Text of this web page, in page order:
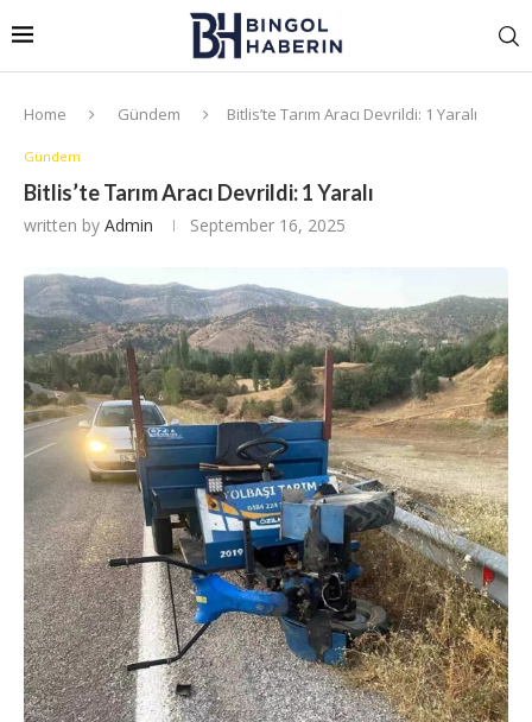
Home Gündem Bitlis’te Tarım Aracı Devrildi: 1 Yaralı
Gündem
Bitlis’te Tarım Aracı Devrildi: 1 Yaralı
written by Admin September 16, 2025